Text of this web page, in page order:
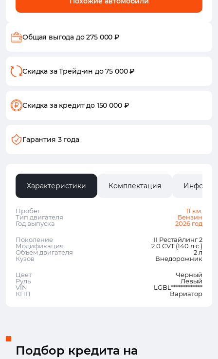
Общая выгода до 275 000 ₽
Скидка за Трейд-ин до 75 000 ₽
Скидка за кредитдо 150 000 ₽
Гарантия 3 года
Характеристики Комплектация
Пробег
11 км.
Тип двигателя
Бензин
Год выпуска
2026 год
Поколение
II Рестайлинг 2
Модификация
2.0 CVT (140 л.с.)
Объем двигателя
2 л
Кузов
Внедорожник
Цвет
Черный
Руль
Левый
VIN
LGBL*************
КПП
Вариатор
Подбор кредита на